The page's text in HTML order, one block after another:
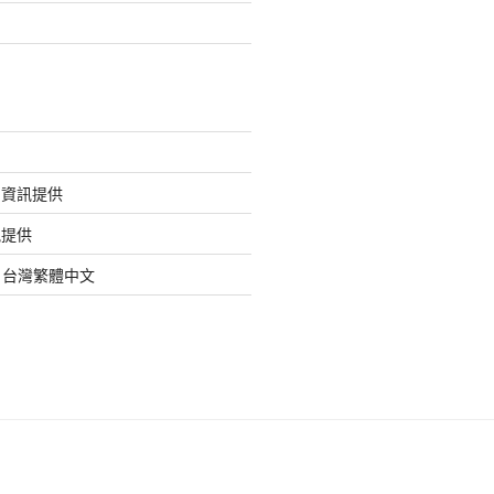
訊提供
供
灣繁體中文